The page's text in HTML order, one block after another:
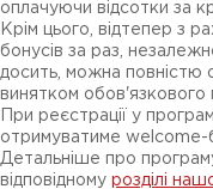
оплачуючи відсотки за
Крім цього, відтепер з
бонусів за раз,
досить, можна повністю
винятком обов'язкового
При реєстрації у
отримуватиме welcome-
Детальніше про
відповідному розділі